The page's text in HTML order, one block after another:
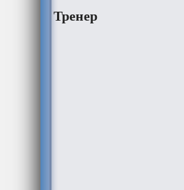
Тренер